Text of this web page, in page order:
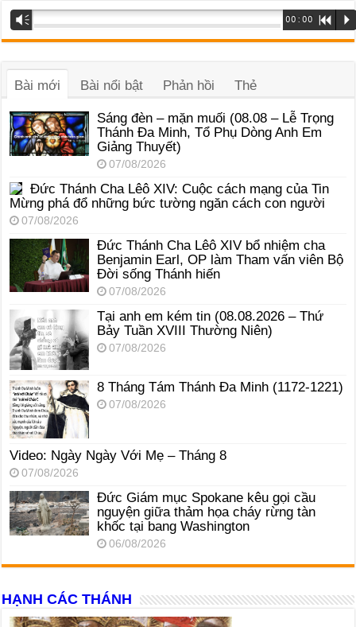
Trình
phát
âm
Vm 00:00 R P
Bài mới Bài nổi bật Phản hồi Thẻ
Sáng đèn – mặn muối (08.08 – Lễ Trọng
Thánh Đa Minh, Tổ Phụ Dòng Anh Em
Giảng Thuyết)
07/08/2026
Đức Thánh Cha Lêô XIV: Cuộc cách mạng của Tin
Mừng phá đổ những bức tường ngăn cách con người
07/08/2026
Đức Thánh Cha Lêô XIV bổ nhiệm cha
Benjamin Earl, OP làm Tham vấn viên Bộ
Đời sống Thánh hiến
07/08/2026
Tại anh em kém tin (08.08.2026 – Thứ
Bảy Tuần XVIII Thường Niên)
07/08/2026
8 Tháng Tám Thánh Ða Minh (1172-1221)
07/08/2026
Video: Ngày Ngày Với Mẹ – Tháng 8
07/08/2026
Đức Giám mục Spokane kêu gọi cầu
nguyện giữa thảm họa cháy rừng tàn
khốc tại bang Washington
06/08/2026
HẠNH CÁC THÁNH